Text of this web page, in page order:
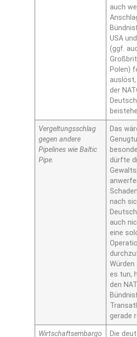
auch
USA
(ggf.
Polen)
auslöst,
der
Vergeltungsschlag
gegen andere
Pipelines wie Baltic
Pipe.
Das
dürfte
nach
auch
eine
Würden
es tun,
den
gerade
Wirtschaftsembargo Die